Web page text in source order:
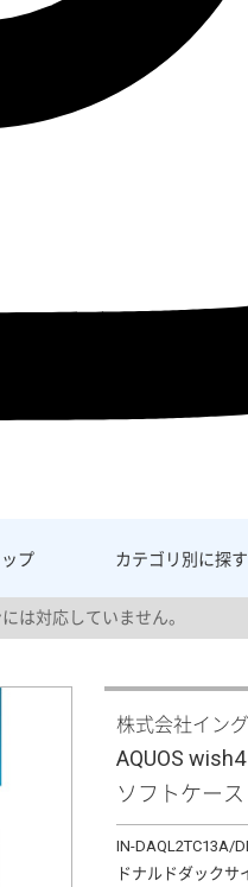
ップ カテゴリ別に探す
は対応していません。
株式会社イン
AQUOS
ソフトケース
IN-DAQL2TC13A/
ドナルドダックサ